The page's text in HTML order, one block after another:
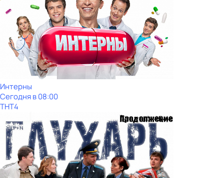
Интерны
Сегодня в 08:00
ТНТ4